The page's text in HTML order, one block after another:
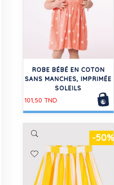
ROBE BÉBÉ EN COTON
SANS MANCHES, IMPRIMÉE
SOLEILS
101,50 TND
-50%